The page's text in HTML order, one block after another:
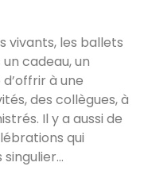
vivants, les ballets
cadeau, un
à une
des collègues, à
Il y a aussi de
qui